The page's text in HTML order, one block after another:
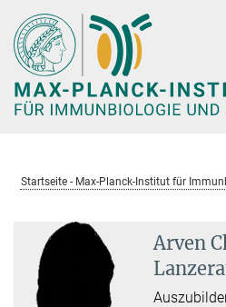
Hauptinhalt
Startseite - Max-Planck-Institut für
Arven